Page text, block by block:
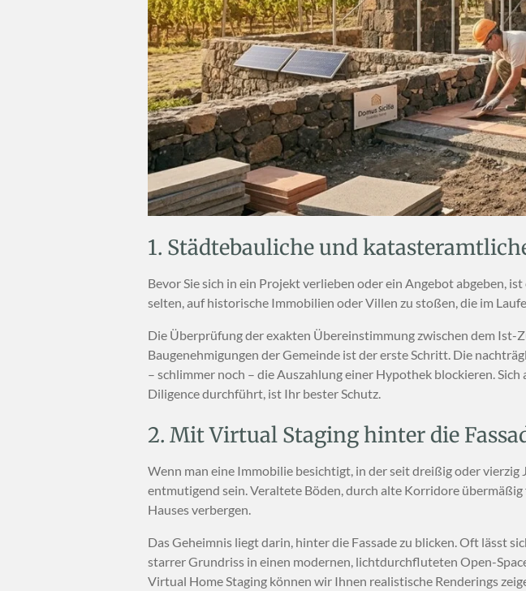
1. Städtebauliche und
Bevor Sie sich in ein Projekt verlieben oder ein Angebot abgeben,
selten, auf historische Immobilien oder Villen zu stoßen, die im
Die Überprüfung der exakten Übereinstimmung zwischen dem
Baugenehmigungen der Gemeinde ist der erste Schritt. Die
– schlimmer noch – die Auszahlung einer Hypothek blockieren.
Diligence durchführt, ist Ihr bester Schutz.
2. Mit Virtual Staging hinter die
Wenn man eine Immobilie besichtigt, in der seit dreißig oder
entmutigend sein. Veraltete Böden, durch alte Korridore
Hauses verbergen.
Das Geheimnis liegt darin, hinter die Fassade zu blicken. Oft lässt
starrer Grundriss in einen modernen, lichtdurchfluteten Open-
Virtual Home Staging können wir Ihnen realistische Renderings